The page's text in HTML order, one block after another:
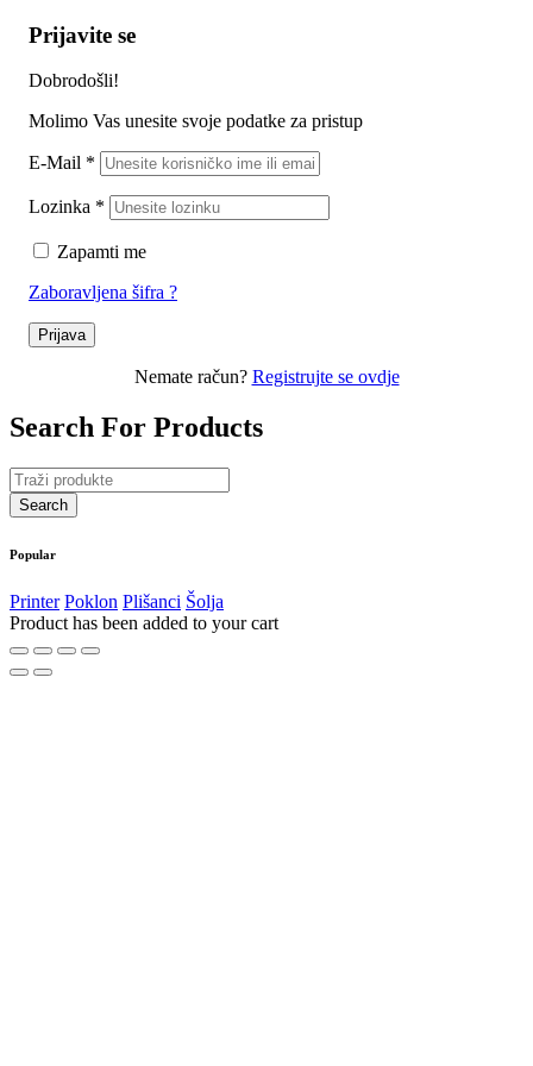
Prijavite se
Dobrodošli!
Molimo Vas unesite svoje podatke za pristup
E-Mail *
Lozinka *
Zapamti me
Zaboravljena šifra ?
Prijava
Nemate račun? Registrujte se ovdje
Search For Products
Popular
Printer Poklon Plišanci Šolja
Product has been added to your cart